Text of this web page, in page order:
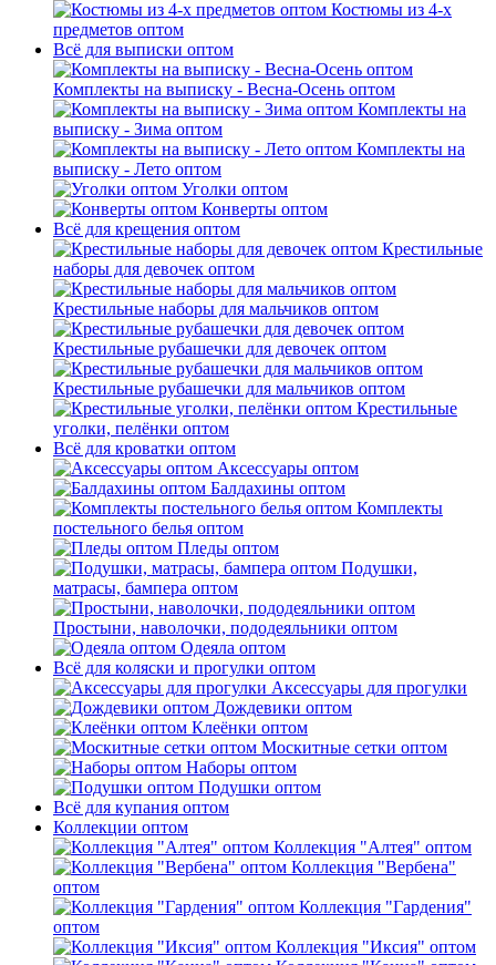
Костюмы из 4-х
предметов оптом
Всё для выписки оптом
Комплекты на выписку - Весна-Осень оптом
Комплекты на
выписку - Зима оптом
Комплекты на
выписку - Лето оптом
Уголки оптом
Конверты оптом
Всё для крещения оптом
Крестильные
наборы для девочек оптом
Крестильные наборы для мальчиков оптом
Крестильные рубашечки для девочек оптом
Крестильные рубашечки для мальчиков оптом
Крестильные
уголки, пелёнки оптом
Всё для кроватки оптом
Аксессуары оптом
Балдахины оптом
Комплекты
постельного белья оптом
Пледы оптом
Подушки,
матрасы, бампера оптом
Простыни, наволочки, пододеяльники оптом
Одеяла оптом
Всё для коляски и прогулки оптом
Аксессуары для прогулки
Дождевики оптом
Клеёнки оптом
Москитные сетки оптом
Наборы оптом
Подушки оптом
Всё для купания оптом
Коллекции оптом
Коллекция "Алтея" оптом
Коллекция "Вербена"
оптом
Коллекция "Гардения"
оптом
Коллекция "Иксия" оптом